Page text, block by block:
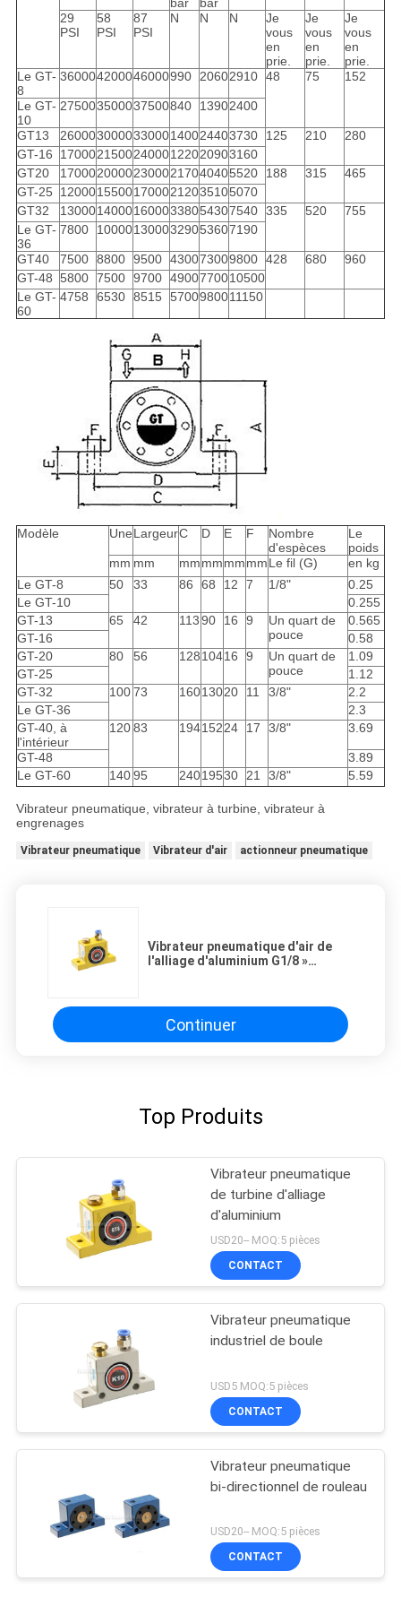
bar
bar
29
PSI
58
PSI
87
PSI
N N N
Je
vous
en
prie.
Je
vous
en
prie.
Je
vous
en
prie.
Le GT-
8
360004200046000990 20602910 48 75 152
Le GT-
10
275003500037500840 13902400
GT13 260003000033000140024403730 125 210
280
GT-16
170002150024000122020903160
GT20
170002000023000217040405520 188 315
465
GT-25
120001550017000212035105070
GT32
130001400016000338054307540 335 520
755
Le GT-
36
7800 1000013000329053607190
GT40 7500 8800 9500 430073009800 428 680
960
GT-48 5800 7500 9700 4900770010500
Le GT-
60
4758 6530 8515 5700980011150
Modèle UneLargeurC D E F
Nombre
d'espèces
Le
poids
mm mm mmmmmmmmLe fil (G)
en kg
Le GT-8
50 33 86 68 12 7 1/8"
0.25
Le GT-10
0.255
GT-13
65 42 11390 16 9
Un quart de
pouce
0.565
GT-16
0.58
GT-20
80 56 12810416 9
Un quart de
pouce
1.09
GT-25
1.12
GT-32
10073 16013020 11 3/8"
2.2
Le GT-36
2.3
GT-40, à
l'intérieur
12083 19415224 17 3/8" 3.69
GT-48
3.89
Le GT-60
14095 24019530 21 3/8" 5.59
Vibrateur pneumatique, vibrateur à turbine, vibrateur à
engrenages
Vibrateur pneumatique Vibrateur d'air actionneur pneumatique
Vibrateur pneumatique d'air de
l'alliage d'aluminium G1/8 »
Continuer
Top Produits
Vibrateur pneumatique
de turbine d'alliage
d'aluminium
USD20-- MOQ:5 pièces
CONTACT
Vibrateur pneumatique
industriel de boule
USD5 MOQ:5 pièces
CONTACT
Vibrateur pneumatique
bi-directionnel de rouleau
USD20-- MOQ:5 pièces
CONTACT